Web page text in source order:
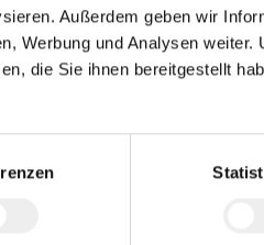
Außerdem geben wir
Werbung und Analysen
die Sie ihnen bereitgestellt
auf Grund von Qualifikation und